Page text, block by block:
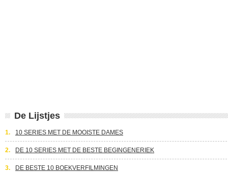
De Lijstjes
1. 10 SERIES MET DE MOOISTE DAMES
2. DE 10 SERIES MET DE BESTE BEGINGENERIEK
3. DE BESTE 10 BOEKVERFILMINGEN